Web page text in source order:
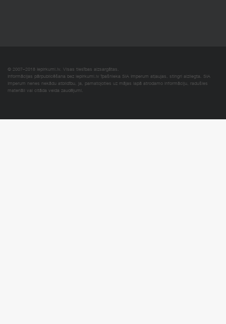
© 2007–2018 Iepirkumi.lv. Visas tiesības aizsargātas.
Informācijas pārpublicēšana bez iepirkumi.lv īpašnieka SIA Imperum atļaujas, stingri aizliegta. SIA
Imperum nenes nekādu atbildību, ja, pamatojoties uz mājas lapā atrodamo informāciju, radušies
materiāli vai citāda veida zaudējumi.